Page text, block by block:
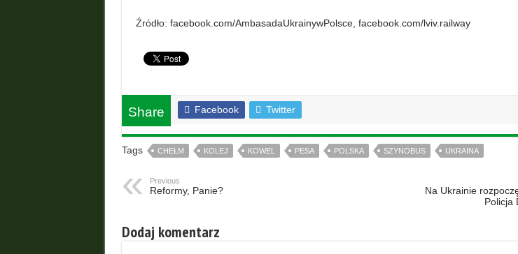
Źródło: facebook.com/AmbasadaUkrainywPolsce, facebook.com/lviv.railway
Share Facebook Twitter
Tags CHEŁM KOLEJ KOWEL PESA POLSKA SZYNOBUS UKRAINA
Previous
Reformy, Panie?
Na Ukrainie
Policja
Dodaj komentarz